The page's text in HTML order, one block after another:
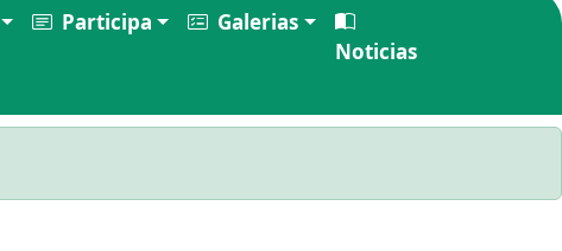
Participa
Galerias
Noticias